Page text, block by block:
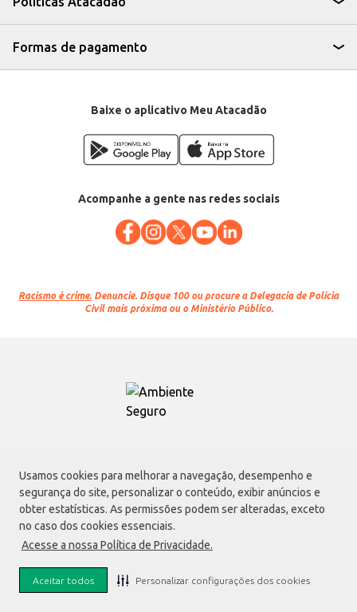
Usamos cookies para melhorar a navegação, desempenho e
segurança do site, personalizar o conteúdo, exibir anúncios e
obter estatísticas. As permissões podem ser alteradas, exceto
no caso dos cookies essenciais.
Acesse a nossa Política de Privacidade.
Aceitar todos Personalizar configurações dos cookies
Formas de pagamento
Baixe o aplicativo Meu Atacadão
Acompanhe a gente nas redes sociais
Racismo é crime. Denuncie. Disque 100 ou procure a Delegacia de Polícia
Civil mais próxima ou o Ministério Público.
Atacadão S.A.
Avenida Morvan Dias de Figueiredo, 6169, Vila Maria, São Paulo - SP | CEP
02170-901 | CNPJ: 75.315.333/0001-09
Envio de documentos administrativos e jurídicos:
02170-901
faleconosco@atacadao.com.br